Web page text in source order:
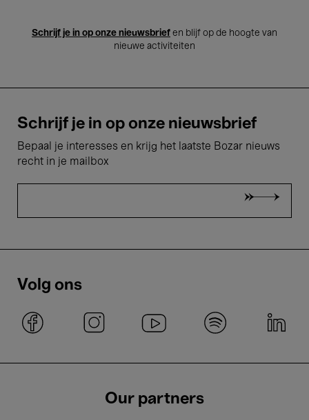
Schrijf je in op onze nieuwsbrief en blijf op de hoogte van
nieuwe activiteiten
Schrijf je in op onze nieuwsbrief
Bepaal je interesses en krijg het laatste Bozar nieuws
recht in je mailbox
Volg ons
Our partners